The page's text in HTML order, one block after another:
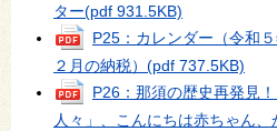
ター(pdf 931.5KB)
P25：カレンダー（令和
２月の納税） (pdf 737.5KB)
P26：那須の歴史再発見
人々」、こんにちは赤ちゃん